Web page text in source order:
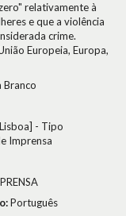
relativamente à
e que a violência
crime.
Europeia, Europa,
Branco
- Tipo
Imprensa
Português